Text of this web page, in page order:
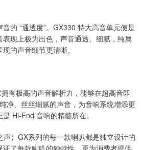
的 “通透度”。GX330 特大高音单元便是
现上极为出色，声音通透、细腻，纯属
的声音细节更清晰。
有极高的声音解析力，能够在超高音即
净、丝丝细腻的声音，为音响系统增添更
Hi-End 音响的精髓所在。
声）GX系列的每一款喇叭都是独立设计的